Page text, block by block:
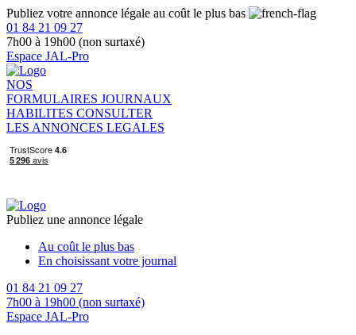
Publiez votre annonce légale au coût le plus bas
01 84 21 09 27
7h00 à 19h00 (non surtaxé)
Espace JAL-Pro
NOS
FORMULAIRES JOURNAUX
HABILITES CONSULTER
LES ANNONCES LEGALES
Publiez une annonce légale
Au coût le plus bas
En choisissant votre journal
01 84 21 09 27
7h00 à 19h00 (non surtaxé)
Espace JAL-Pro